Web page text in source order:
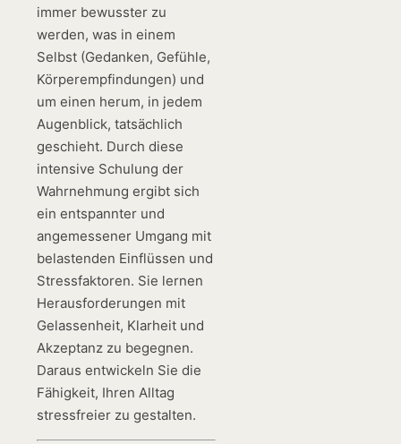
immer bewusster zu
werden, was in einem
Selbst (Gedanken, Gefühle,
Körperempfindungen) und
um einen herum, in jedem
Augenblick, tatsächlich
geschieht. Durch diese
intensive Schulung der
Wahrnehmung ergibt sich
ein entspannter und
angemessener Umgang mit
belastenden Einflüssen und
Stressfaktoren. Sie lernen
Herausforderungen mit
Gelassenheit, Klarheit und
Akzeptanz zu begegnen.
Daraus entwickeln Sie die
Fähigkeit, Ihren Alltag
stressfreier zu gestalten.